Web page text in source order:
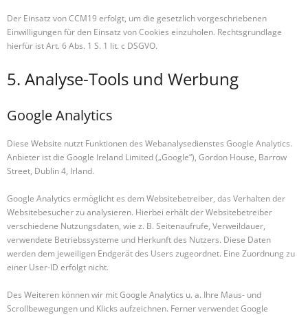
Der Einsatz von CCM19 erfolgt, um die gesetzlich vorgeschriebenen
Einwilligungen für den Einsatz von Cookies einzuholen. Rechtsgrundlage
hierfür ist Art. 6 Abs. 1 S. 1 lit. c DSGVO.
5. Analyse-Tools und Werbung
Google Analytics
Diese Website nutzt Funktionen des Webanalysedienstes Google Analytics.
Anbieter ist die Google Ireland Limited („Google“), Gordon House, Barrow
Street, Dublin 4, Irland.
Google Analytics ermöglicht es dem Websitebetreiber, das Verhalten der
Websitebesucher zu analysieren. Hierbei erhält der Websitebetreiber
verschiedene Nutzungsdaten, wie z. B. Seitenaufrufe, Verweildauer,
verwendete Betriebssysteme und Herkunft des Nutzers. Diese Daten
werden dem jeweiligen Endgerät des Users zugeordnet. Eine Zuordnung zu
einer User-ID erfolgt nicht.
Des Weiteren können wir mit Google Analytics u. a. Ihre Maus- und
Scrollbewegungen und Klicks aufzeichnen. Ferner verwendet Google